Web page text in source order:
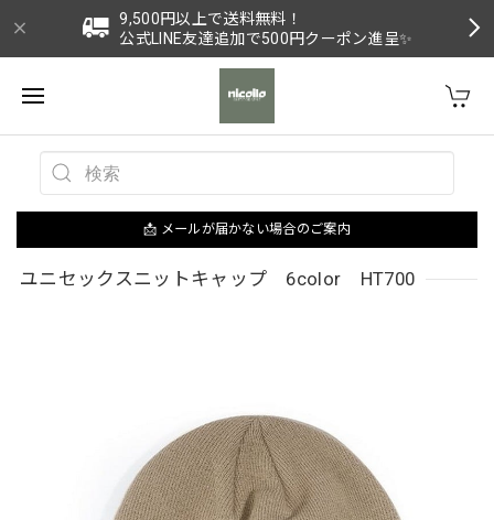
9,500円以上で送料無料！
公式LINE友達追加で500円クーポン進呈✨
📩 メールが届かない場合のご案内
ユニセックスニットキャップ 6color HT700